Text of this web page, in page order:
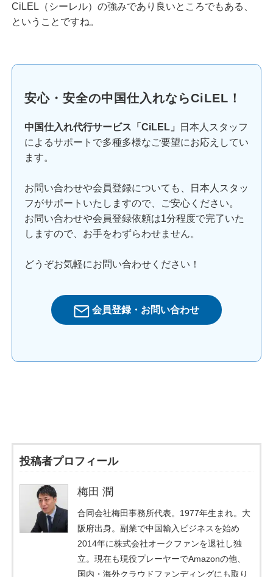
CiLEL（シーレル）の強みであり良いところでもある、
ということですね。
安心・安全の中国仕入れならCiLEL！
中国仕入れ代行サービス「CiLEL」
日本人スタッフ
によるサポートで多種多様なご要望にお応えしてい
ます。
お問い合わせや会員登録についても、日本人スタッ
フがサポートいたしますので、ご安心ください。
お問い合わせや会員登録依頼は1分程度で完了いた
しますので、お手をわずらわせません。
どうぞお気軽にお問い合わせください！
会員登録・お問い合わせ
投稿者プロフィール
梅田 潤
合同会社梅田事務所代表。1977年生まれ。大
阪府出身。副業で中国輸入ビジネスを始め
2014年に株式会社オークファンを退社し独
立。現在も現役プレーヤーでAmazonの他、
国内・海外クラウドファンディングにも取り